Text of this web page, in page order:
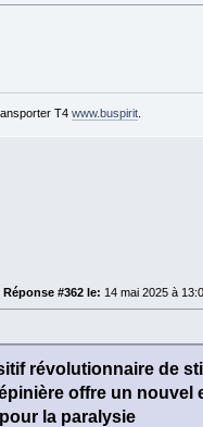
T4 www.buspirit.
Réponse #362 le: 14 mai 2025 à
révolutionnaire de
offre un nouvel
la paralysie